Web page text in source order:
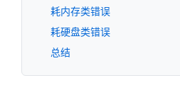
耗内存类错误
耗硬盘类错误
总结